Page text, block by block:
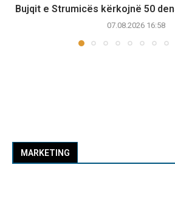
Bujqit e Strumicës kërkojnë 50
07.08.2026 16:58
MARKETING